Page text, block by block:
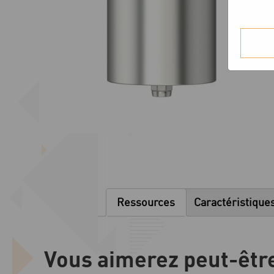
Ressources
Vous aimerez peut-